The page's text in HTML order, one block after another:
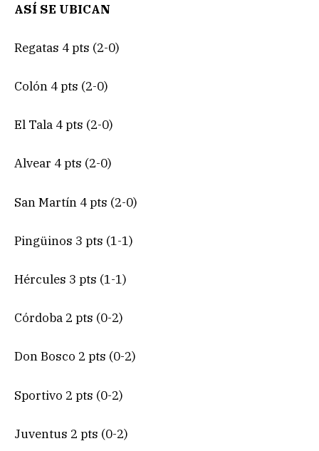
ASÍ SE UBICAN
Regatas 4 pts (2-0)
Colón 4 pts (2-0)
El Tala 4 pts (2-0)
Alvear 4 pts (2-0)
San Martín 4 pts (2-0)
Pingüinos 3 pts (1-1)
Hércules 3 pts (1-1)
Córdoba 2 pts (0-2)
Don Bosco 2 pts (0-2)
Sportivo 2 pts (0-2)
Juventus 2 pts (0-2)